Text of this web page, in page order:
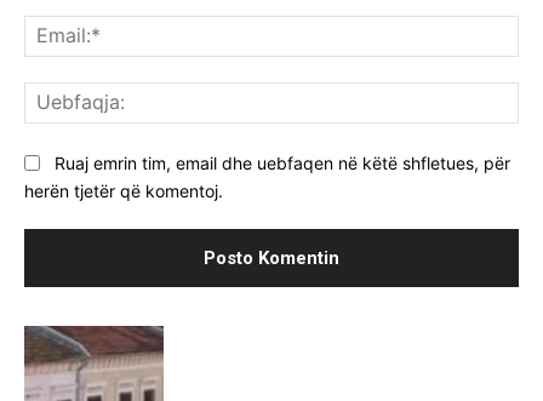
Ruaj emrin tim, email dhe uebfaqen në këtë shfletues, për
herën tjetër që komentoj.